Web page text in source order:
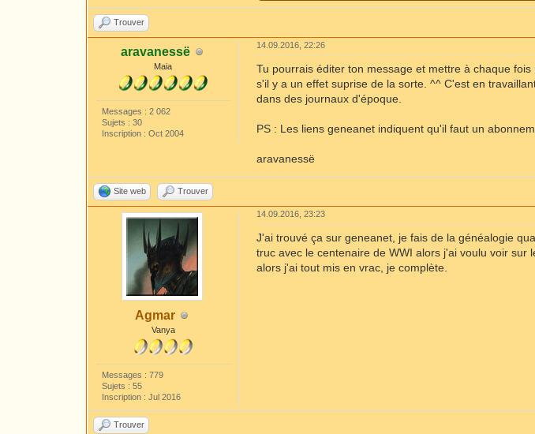
Trouver
aravanessë
Maia
Messages : 2 062
Sujets : 30
Inscription : Oct 2004
14.09.2016, 22:26
Tu pourrais éditer ton message et mettre à chaque
s'il y a un effet suprise de la sorte. ^^ C'est en
dans des journaux d'époque.
PS : Les liens geneanet indiquent qu'il faut un
aravanessë
Site web Trouver
Agmar
Vanya
Messages : 779
Sujets : 55
Inscription : Jul 2016
14.09.2016, 23:23
J'ai trouvé ça sur geneanet, je fais de la généalogie
truc avec le centenaire de WWI alors j'ai voulu voir
alors j'ai tout mis en vrac, je complète.
Trouver